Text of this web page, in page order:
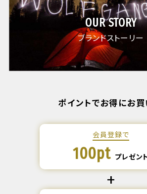
OUR STORY
ブランドストーリー
ポイントでお得にお
会員登録で
100pt プレゼン